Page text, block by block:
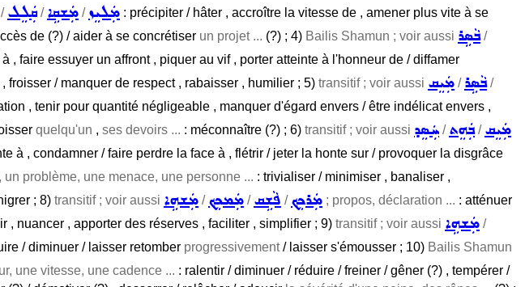
/ܩܲܠܸܠ/ܡܲܫܩܹܐ /ܡܲܠܝܸܙ : précipiter / hâter , accroître la vitesse de , amener plus vite à se
de (?) / aider à se concrétiser un projet ... (?) ; 4) Bailis Shamun ; voir aussi ܒܵܣܹܪ/
, faire essuyer un affront , piquer au vif , porter atteinte à l'honneur de / diffamer
/ manquer de respect , rabaisser , humilier ; 5) transitif ; voir aussi ܡܲܝܸܩ /ܒܵܣܹܪ/
, tenir pour quantité négligeable , manquer d'égard envers / être indélicat envers ,
quelqu'un , ses devoirs ... : méconnaître (?) ; 6) transitif ; voir aussi ܚܲܣܸܕ /ܒܲܗܸܬ/ܡܲܝܸܩ
à , condamner / faire perdre la face à , flétrir / jeter la honte sur / provoquer la disgrâce
un problème, une menace, une personne ... : trivialiser / minimiser , banaliser ,
; 8) transitif ; voir aussi ܡܲܫܗܹܐ /ܡܲܡܟܸܟ݂ /ܦܵܫܹܩ /ܡܲܪܟܸܟ݂ ; propos, déclaration ... : atténuer
, nuancer , apporter des réserves , faciliter , simplifier ; 9) transitif ; voir aussi ܡܲܫܗܹܐ /
/ diminuer / laisser retomber progressivement/ laisser s'émousser ; 10) Bailis Shamun
une vitesse, une cadence ... : ralentir / diminuer / réduire / freiner / gêner (?) , tempérer /